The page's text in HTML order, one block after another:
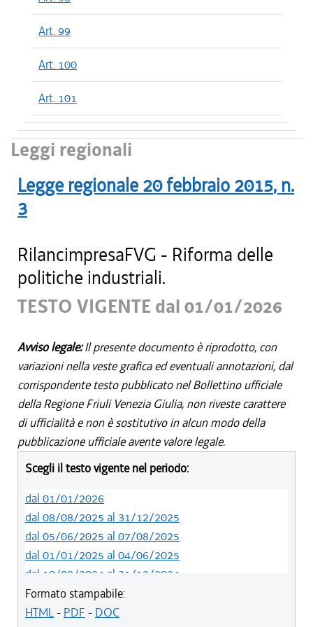
Art. 99
Art. 100
Art. 101
Leggi regionali
Legge regionale 20 febbraio 2015, n.
3
RilancimpresaFVG - Riforma delle
politiche industriali.
TESTO VIGENTE dal 01/01/2026
Avviso legale:Il presente documento è riprodotto, con
variazioni nella veste grafica ed eventuali annotazioni, dal
corrispondente testo pubblicato nel Bollettino ufficiale
della Regione Friuli Venezia Giulia, non riveste carattere
di ufficialità e non è sostitutivo in alcun modo della
pubblicazione ufficiale avente valore legale.
Scegli il testo vigente nel periodo:
dal 01/01/2026
dal 08/08/2025 al 31/12/2025
dal 05/06/2025 al 07/08/2025
dal 01/01/2025 al 04/06/2025
dal 10/08/2024 al 31/12/2024
dal 14/05/2024 al 09/08/2024
dal 11/08/2022 al 13/05/2024
Formato stampabile:
HTML- PDF - DOC